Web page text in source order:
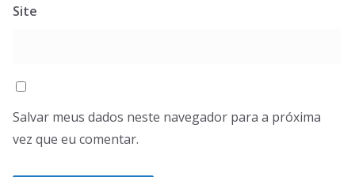
Site
Salvar meus dados neste navegador para a próxima
vez que eu comentar.